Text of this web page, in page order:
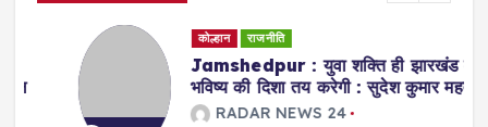
राजनीति
Jamshedpur : युवा शक्ति ही झारखंड के
भविष्य की दिशा तय करेगी : सुदेश कुमार महतो
RADAR NEWS 24